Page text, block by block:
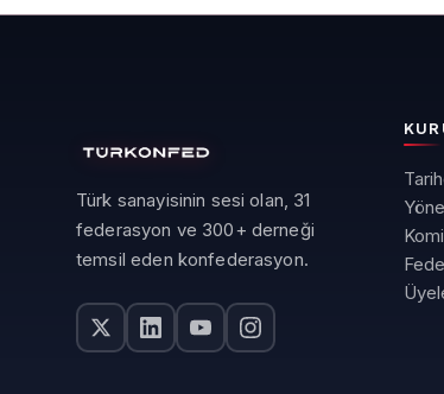
Türk sanayisinin sesi olan, 31
federasyon ve 300+ derneği
temsil eden konfederasyon.